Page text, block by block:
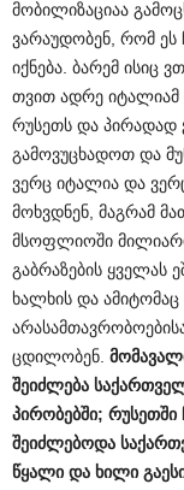
მობილიზაციაა
ვარაუდობენ, რომ ეს
იქნება. ბარემ ისიც
თვით ადრე იტალიამ
რუსეთს და პირადად
გამოვუცხადოთ და
ვერც იტალია და
მოხვდნენ, მაგრამ
მსოფლიოში
გაბრაზების ყველას
ხალხის და ამიტომაც
ცდილობენ.
შეიძლება
პირობებში; რუსეთში
შეიძლებოდა
წყალი და ხილი